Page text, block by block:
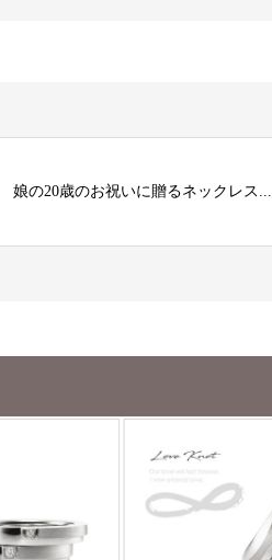
娘の20歳のお祝いに贈るネックレス...